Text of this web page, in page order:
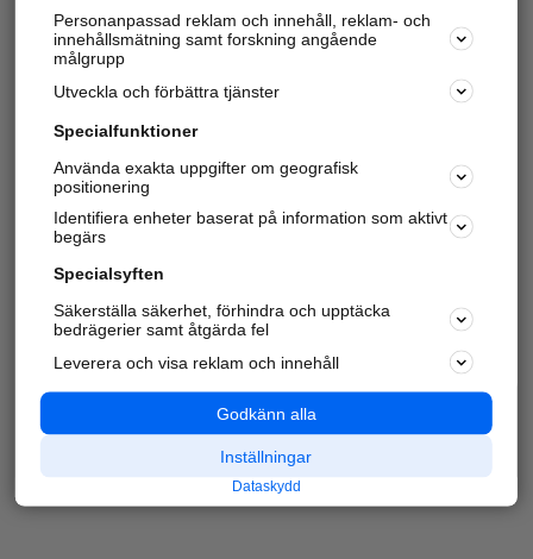
Personanpassad reklam och innehåll, reklam- och
innehållsmätning samt forskning angående
målgrupp
Utveckla och förbättra tjänster
Specialfunktioner
Använda exakta uppgifter om geografisk
positionering
Identifiera enheter baserat på information som aktivt
begärs
Specialsyften
Säkerställa säkerhet, förhindra och upptäcka
bedrägerier samt åtgärda fel
Leverera och visa reklam och innehåll
Godkänn alla
Inställningar
Dataskydd